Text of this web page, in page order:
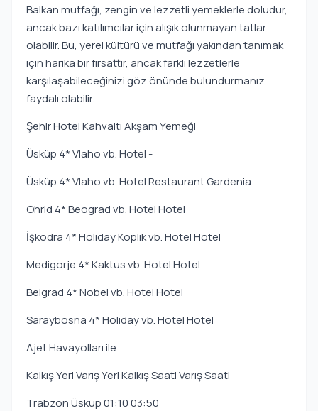
Balkan mutfağı, zengin ve lezzetli yemeklerle doludur,
ancak bazı katılımcılar için alışık olunmayan tatlar
olabilir. Bu, yerel kültürü ve mutfağı yakından tanımak
için harika bir fırsattır, ancak farklı lezzetlerle
karşılaşabileceğinizi göz önünde bulundurmanız
faydalı olabilir.
Şehir Hotel Kahvaltı Akşam Yemeği
Üsküp 4* Vlaho vb. Hotel -
Üsküp 4* Vlaho vb. Hotel Restaurant Gardenia
Ohrid 4* Beograd vb. Hotel Hotel
İşkodra 4* Holiday Koplik vb. Hotel Hotel
Medigorje 4* Kaktus vb. Hotel Hotel
Belgrad 4* Nobel vb. Hotel Hotel
Saraybosna 4* Holiday vb. Hotel Hotel
Ajet Havayolları ile
Kalkış Yeri Varış Yeri Kalkış Saati Varış Saati
Trabzon Üsküp 01:10 03:50